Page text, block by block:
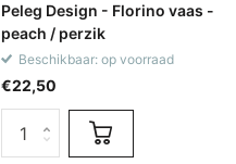
Peleg Design - Florino vaas -
peach / perzik
Beschikbaar: op voorraad
€22,50